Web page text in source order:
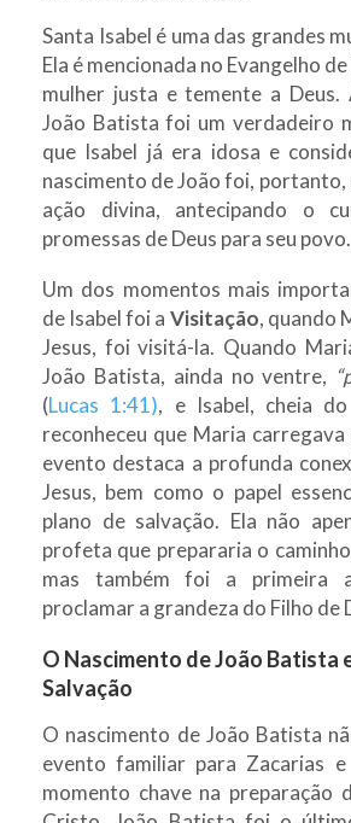
Santa Isabel é uma das grandes
Ela é mencionada no Evangelho
mulher justa e temente a Deus.
João Batista foi um verdadeiro
que Isabel já era idosa e
nascimento de João foi, portanto,
ação divina, antecipando o
promessas de Deus para seu povo.
Um dos momentos mais
de Isabel foi a Visitação, quando
Jesus, foi visitá-la. Quando
João Batista, ainda no ventre,
(Lucas 1:41), e Isabel, cheia
reconheceu que Maria carregava
evento destaca a profunda
Jesus, bem como o papel
plano de salvação. Ela não
profeta que prepararia o
mas também foi a primeira
proclamar a grandeza do Filho de
O Nascimento de João Batista
Salvação
O nascimento de João Batista
evento familiar para Zacarias e
momento chave na preparação